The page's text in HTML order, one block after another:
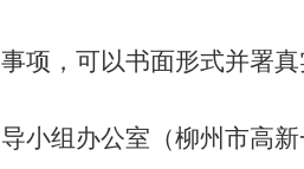
事项，可以书面形式并署
导小组办公室（柳州市高